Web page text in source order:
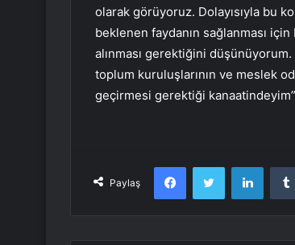
olarak görüyoruz. Dolayısıyla bu
beklenen faydanın sağlanması
alınması gerektiğini
toplum kuruluşlarının ve meslek
geçirmesi gerektiği
Paylaş
FacebookTwitter